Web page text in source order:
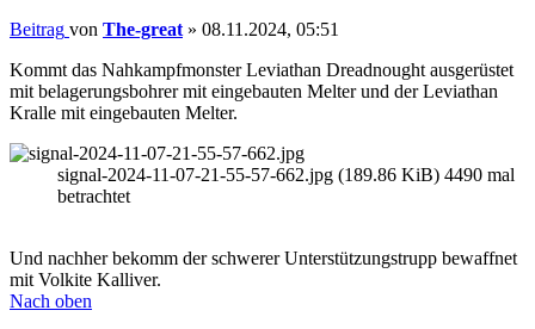
Beitrag von The-great » 08.11.2024, 05:51
Kommt das Nahkampfmonster Leviathan Dreadnought ausgerüstet
mit belagerungsbohrer mit eingebauten Melter und der Leviathan
Kralle mit eingebauten Melter.
signal-2024-11-07-21-55-57-662.jpg (189.86 KiB) 4490 mal
betrachtet
Und nachher bekomm der schwerer Unterstützungstrupp bewaffnet
mit Volkite Kalliver.
Nach oben